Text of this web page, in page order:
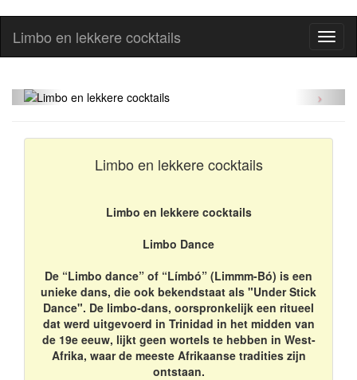
Limbo en lekkere cocktails
Limbo en lekkere cocktails
Limbo en lekkere cocktails
Limbo Dance
De “Limbo dance” of “Límbó” (Limmm-Bó) is een
unieke dans, die ook bekendstaat als "Under Stick
Dance". De limbo-dans, oorspronkelijk een ritueel
dat werd uitgevoerd in Trinidad in het midden van
de 19e eeuw, lijkt geen wortels te hebben in West-
Afrika, waar de meeste Afrikaanse tradities zijn
ontstaan.